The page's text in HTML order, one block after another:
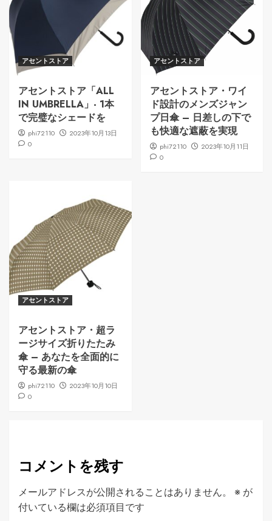
アセントストア
アセントストア「ALL
IN UMBRELLA」- 1本
で完璧なシェードを
phi72110
2023年10月13日
0
アセントストア
アセントストア・ワイ
ド設計のメンズジャン
プ日傘 – 日差しの下で
も快適な遮蔽を実現
phi72110
2023年10月11日
0
アセントストア
アセントストア・超ラ
ージサイズ折りたたみ
傘 – あなたを全面的に
守る最新の傘
phi72110
2023年10月10日
0
コメントを残す
メールアドレスが公開されることはありません。 ※ が
付いている欄は必須項目です